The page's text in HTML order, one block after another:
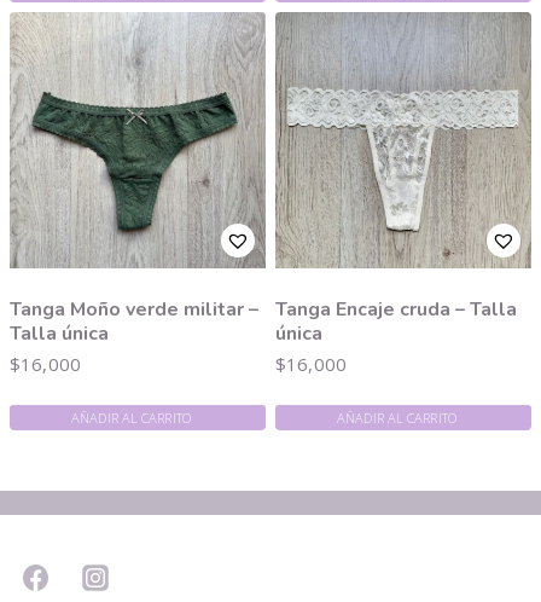
Tanga Moño verde militar –
Talla única
$16,000
AÑADIR AL CARRITO
Tanga Encaje cruda – Talla
única
$16,000
AÑADIR AL CARRITO